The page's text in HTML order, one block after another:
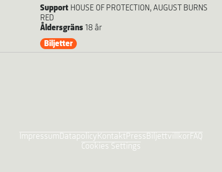
SupportHOUSE OF PROTECTION, AUGUST BURNS
RED
Åldersgräns 18 år
Biljetter
ImpressumDatapolicyKontaktPressBiljettvillkorFAQ
Cookies Settings